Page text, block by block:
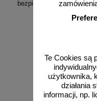
Te Cookies są
użytkownika,
działania
informacji, np.
bezpieczeństwa,
elektromagnetyczne -
od 3,87 zł
3,15 zł netto
do koszyka